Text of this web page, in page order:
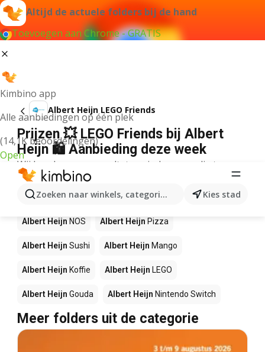
Altijd de actuele folders bij de hand
Toevoegen aan Chrome - GRATIS
Kimbino app
Alle aanbiedingen op één plek
(14,1K beoordelingen)
Open
Zoeken naar winkels, categorieën, producten...
Kies stad
Albert Heijn LEGO Friends
Prijzen 💥 LEGO Friends bij Albert
Heijn 🛍️ Aanbieding deze week
Wij konden geen resultaten vinden voor die term.
Andere producten in winkels Albert
Heijn
Albert Heijn NOS Albert Heijn Pizza
Albert Heijn Sushi Albert Heijn Mango
Albert Heijn Koffie Albert Heijn LEGO
Albert Heijn Gouda Albert Heijn Nintendo Switch
Meer folders uit de categorie